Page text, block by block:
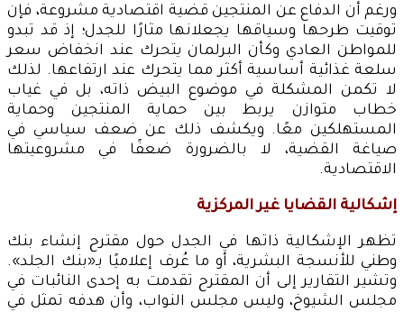
ورغم أن الدفاع عن المنتجين قضية اقتصادية مشروعة، فإن
توقيت طرحها وسياقها يجعلانها مثارًا للجدل؛ إذ قد تبدو
للمواطن العادي وكأن البرلمان يتحرك عند انخفاض سعر
سلعة غذائية أساسية أكثر مما يتحرك عند ارتفاعها. لذلك
لا تكمن المشكلة في موضوع البيض ذاته، بل في غياب
خطاب متوازن يربط بين حماية المنتجين وحماية
المستهلكين معًا. ويكشف ذلك عن ضعف سياسي في
صياغة القضية، لا بالضرورة ضعفًا في مشروعيتها
الاقتصادية.
إشكالية القضايا غير المركزية
تظهر الإشكالية ذاتها في الجدل حول مقترح إنشاء بنك
وطني للأنسجة البشرية، أو ما عُرف إعلاميًا بـ«بنك الجلد».
وتشير التقارير إلى أن المقترح تقدمت به إحدى النائبات في
مجلس الشيوخ، وليس مجلس النواب، وأن هدفه تمثل في